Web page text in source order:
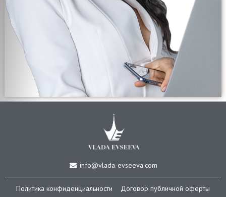
info@vlada-evseeva.com
Политика конфиденциальности Договор публичной оферты